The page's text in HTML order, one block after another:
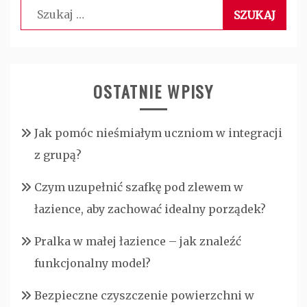
Szukaj:
OSTATNIE WPISY
Jak pomóc nieśmiałym uczniom w integracji
z grupą?
Czym uzupełnić szafkę pod zlewem w
łazience, aby zachować idealny porządek?
Pralka w małej łazience – jak znaleźć
funkcjonalny model?
Bezpieczne czyszczenie powierzchni w